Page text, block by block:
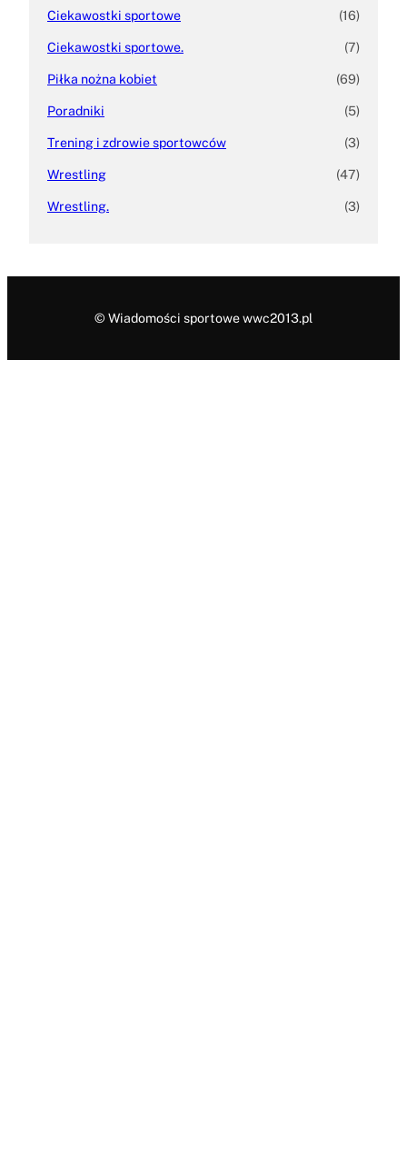
Ciekawostki sportowe (16)
Ciekawostki sportowe. (7)
Piłka nożna kobiet (69)
Poradniki (5)
Trening i zdrowie sportowców (3)
Wrestling (47)
Wrestling. (3)
© Wiadomości sportowe wwc2013.pl